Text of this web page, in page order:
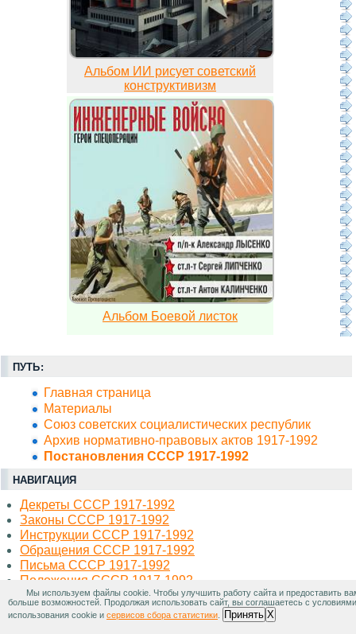
Альбом ИИ рисует советский
конструктивизм
Альбом Боевой листок
ПУТЬ:
Главная страница
Материалы
Союз советских социалистических республик
Архив нормативно-правовых актов 1917-1992
Постановления СССР 1917-1992
НАВИГАЦИЯ
Декреты СССР 1917-1992
Законы СССР 1917-1992
Инструкции СССР 1917-1992
Обращения СССР 1917-1992
Письма СССР 1917-1992
Положения СССР 1917-1992
Постановления СССР 1917-1992
Правила СССР 1917-1992
Мы используем файлы cookie. Чтобы улучшить работу сайта и предоставить
больше возможностей. Продолжая использовать сайт, вы соглашаетесь с условиями
использования cookie и сервисов сбора статистики Принять X